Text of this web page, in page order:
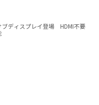
ブディスプレイ登場 HDMI不要